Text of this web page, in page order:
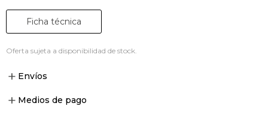
Ficha técnica
Oferta sujeta a disponibilidad de stock.
Envíos
Medios de pago